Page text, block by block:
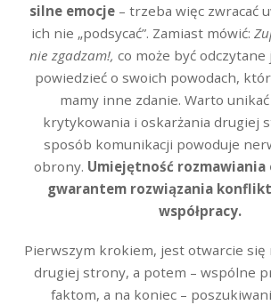
silne emocje– trzeba więc zwracać
ich nie „podsycać”. Zamiast mówić:
nie zgadzam!, co może być
powiedzieć o swoich powodach,
mamy inne zdanie. Warto
krytykowania i oskarżania drugiej
sposób komunikacji powoduje
obrony. Umiejętność
gwarantem rozwiązania
współpracy.
Pierwszym krokiem, jest otwarcie
drugiej strony, a potem – wspólne
faktom, a na koniec –